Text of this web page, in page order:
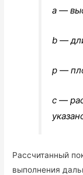
a —
b —
p —
c —
Рассчитанный
выполнения